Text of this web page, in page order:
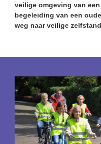
veilige omgeving van
begeleiding van een
weg naar veilige